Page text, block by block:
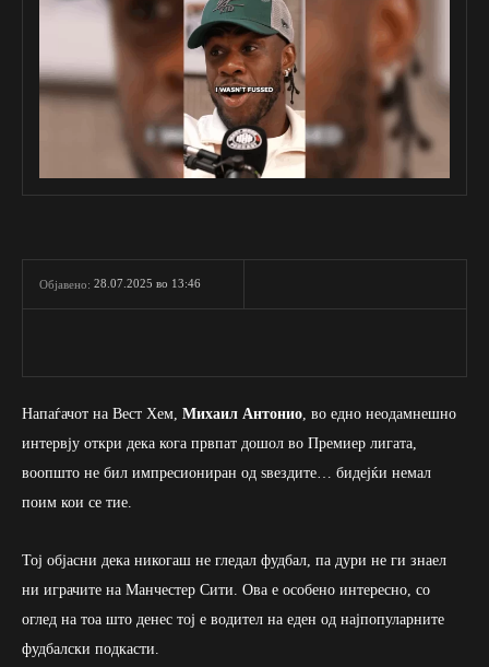
Објавено: 28.07.2025 во 13:46
Напаѓачот на Вест Хем, Михаил Антонио, во едно неодамнешно
интервју откри дека кога првпат дошол во Премиер лигата,
воопшто не бил импресиониран од ѕвездите… бидејќи немал
поим кои се тие.
Тој објасни дека никогаш не гледал фудбал, па дури не ги знаел
ни играчите на Манчестер Сити. Ова е особено интересно, со
оглед на тоа што денес тој е водител на еден од најпопуларните
фудбалски подкасти.